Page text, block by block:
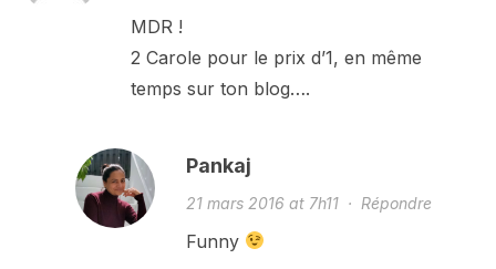
MDR !
2 Carole pour le prix d’1, en même
temps sur ton blog….
Pankaj
21 mars 2016 at 7h11· Répondre
Funny